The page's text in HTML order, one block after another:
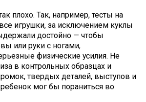
плохо. Так, например, тесты на
игрушки, за исключением куклы
достойно — чтобы
или руки с ногами,
физические усилия. Не
в контрольных образцах и
твердых деталей, выступов и
мог бы пораниться во